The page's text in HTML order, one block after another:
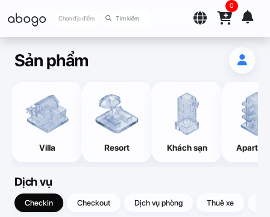
abogo Chọn địa điểm
0
Sản phẩm
Villa Resort Khách sạn
Dịch vụ
Checkin Checkout Dịch vụ phòng Thuê xe